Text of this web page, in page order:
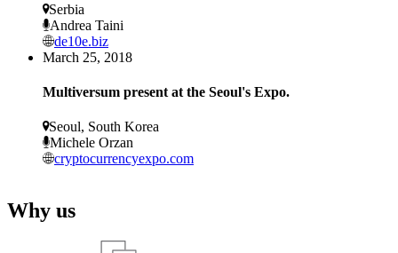
Serbia
Andrea Taini
de10e.biz
March 25, 2018
Multiversum present at the Seoul's Expo.
Seoul, South Korea
Michele Orzan
cryptocurrencyexpo.com
Why us